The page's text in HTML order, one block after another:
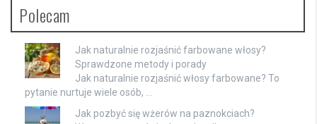
Polecam
Jak naturalnie rozjaśnić farbowane włosy?
Sprawdzone metody i porady
Jak naturalnie rozjaśnić włosy farbowane? To
pytanie nurtuje wiele osób, …
Jak pozbyć się wżerów na paznokciach?